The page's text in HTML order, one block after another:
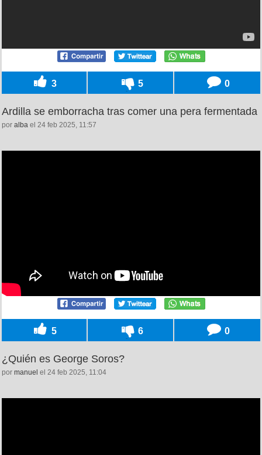
3 5 0
Ardilla se emborracha tras comer una pera fermentada
por alba el 24 feb 2025, 11:57
5 6 0
¿Quién es George Soros?
por manuel el 24 feb 2025, 11:04